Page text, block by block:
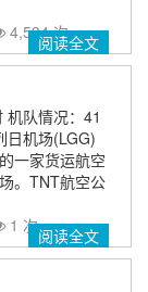
4,534 次阅读全文
机队情况：41
日机场(LGG)
一家货运航空
。TNT航空公
1 次阅读全文